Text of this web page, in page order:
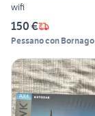
wifi
150 €
Pessano con Bornago